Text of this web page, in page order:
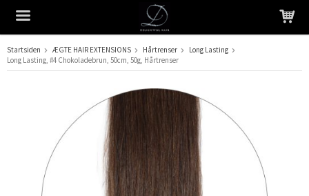
Produktet er blevet tilføjet til din indkøbskurv
Startsiden ÆGTE HAIR EXTENSIONS Hårtrenser
Long Lasting
Long Lasting, #4 Chokoladebrun, 50cm, 50g, Hårtrenser